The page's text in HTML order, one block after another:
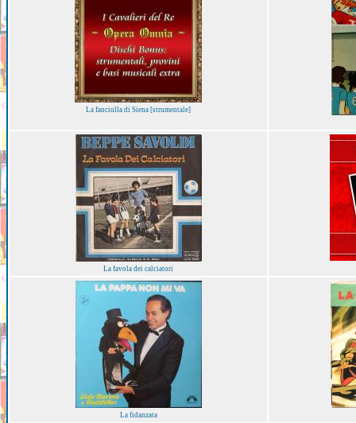
La fanciulla di Siena [strumentale]
La favola dei calciatori
La fidanzata